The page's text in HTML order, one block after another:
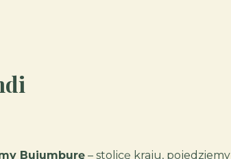
Bujumburę– stolicę kraju,